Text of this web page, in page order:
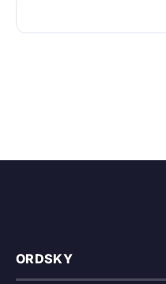
ORDSKY